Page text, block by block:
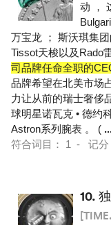
动 ，
万宝龙 ； 斯沃琪集
Tissot天梭以及Rado
司品牌任命全职的
品牌希望在北美市场
力让从前的瑞士奢侈
球明星诺瓦克 • 德约
Astron系列腕表 。 (
符合词目： 1 - 记
10.